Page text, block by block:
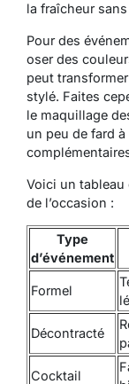
la fraîcheur
Pour des
oser des
peut
stylé. Faites
le maquillage
un peu de fard
Voici un
de l’occasion :
Type
d’événement
Formel
Décontracté
Cocktail